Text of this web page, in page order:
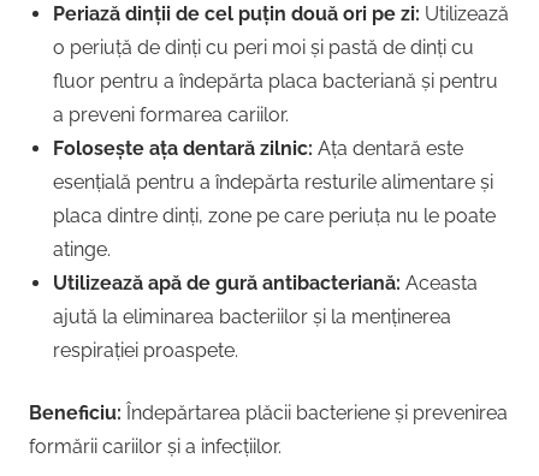
Periază dinții de cel puțin două ori pe zi: Utilizează
o periuță de dinți cu peri moi și pastă de dinți cu
fluor pentru a îndepărta placa bacteriană și pentru
a preveni formarea cariilor.
Folosește ața dentară zilnic: Ața dentară este
esențială pentru a îndepărta resturile alimentare și
placa dintre dinți, zone pe care periuța nu le poate
atinge.
Utilizează apă de gură antibacteriană: Aceasta
ajută la eliminarea bacteriilor și la menținerea
respirației proaspete.
Beneficiu: Îndepărtarea plăcii bacteriene și prevenirea
formării cariilor și a infecțiilor.